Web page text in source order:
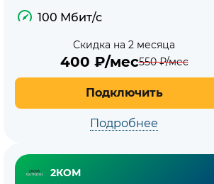
100 Мбит/с
Скидка на 2 месяца
400 ₽/мес550₽/мес
Подключить
Подробнее
2КОМ